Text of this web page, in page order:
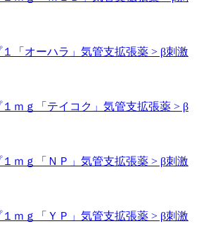
「オーハラ」 気管支拡張薬 > β刺激
ｍｇ「テイコク」 気管支拡張薬 > β
ｍｇ「ＮＰ」 気管支拡張薬 > β刺激
ｍｇ「ＹＰ」 気管支拡張薬 > β刺激